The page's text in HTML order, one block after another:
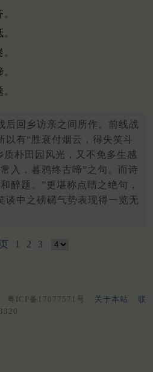
后回乡访亲之间所作。前线战
以有“胜衰付烟云，得失笑斗
质朴田园风光，又不免多生感
入，暮鸦终古啼”之句。而诗
醉题。”更堪称点睛之绝句，
谈中之磅礴气势表现得一览无
1 2 3
粤ICP备17077571号 关于本站
联